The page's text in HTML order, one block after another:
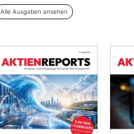
Alle Ausgaben ansehen